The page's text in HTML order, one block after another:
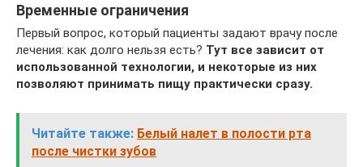
Временные ограничения
Первый вопрос, который пациенты задают врачу после
лечения: как долго нельзя есть? Тут все зависит от
использованной технологии, и некоторые из них
позволяют принимать пищу практически сразу.
Читайте также: Белый налет в полости рта
после чистки зубов